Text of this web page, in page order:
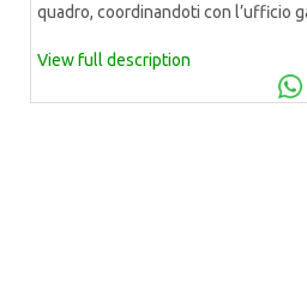
quadro, coordinandoti con l’ufficio
View full description